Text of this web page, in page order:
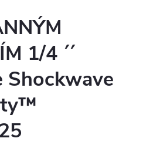
1/4 ´´
Shockwave